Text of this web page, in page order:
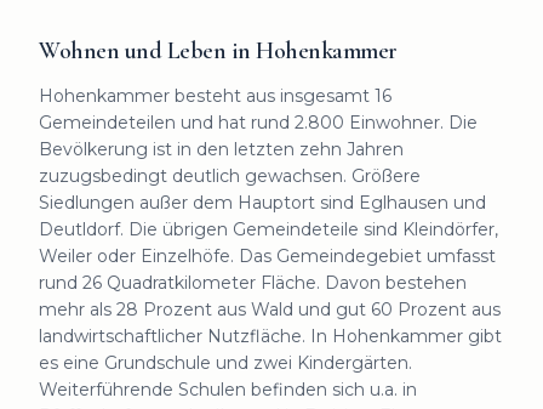
Wohnen und Leben in Hohenkammer
Hohenkammer besteht aus insgesamt 16
Gemeindeteilen und hat rund 2.800 Einwohner. Die
Bevölkerung ist in den letzten zehn Jahren
zuzugsbedingt deutlich gewachsen. Größere
Siedlungen außer dem Hauptort sind Eglhausen und
Deutldorf. Die übrigen Gemeindeteile sind Kleindörfer,
Weiler oder Einzelhöfe. Das Gemeindegebiet umfasst
rund 26 Quadratkilometer Fläche. Davon bestehen
mehr als 28 Prozent aus Wald und gut 60 Prozent aus
landwirtschaftlicher Nutzfläche. In Hohenkammer gibt
es eine Grundschule und zwei Kindergärten.
Weiterführende Schulen befinden sich u.a. in